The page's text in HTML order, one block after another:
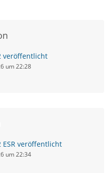
veröffentlicht
um 22:28
veröffentlicht
um 22:34